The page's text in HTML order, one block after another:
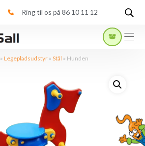
Ring til os på 86 10 11 12
»Legepladsudstyr »Stål » Hunden